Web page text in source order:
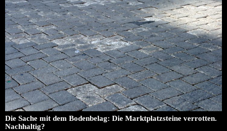
Die Sache mit dem Bodenbelag: Die Marktplatzsteine verrotten.
Nachhaltig?